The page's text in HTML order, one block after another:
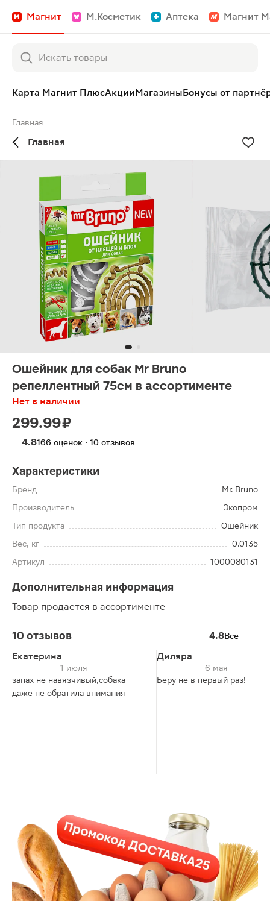
Магнит М.Косметик Аптека Магнит
Карта Магнит ПлюсАкцииМагазиныБонусы от
Главная
Главная
Ошейник для собак Mr Bruno
репеллентный 75см в ассортименте
Нет в наличии
299.99 ₽
4.8166 оценок · 10 отзывов
Характеристики
Бренд
Mr. Bruno
Производитель
Экопром
Тип продукта
Ошейник
Вес, кг
0.0135
Артикул
1000080131
Дополнительная информация
Товар продается в ассортименте
10 отзывов 4.8Все
Екатерина
1 июля
запах не навязчивый,собака
даже не обратила внимания
Диляра
6 мая
Беру не в первый раз!